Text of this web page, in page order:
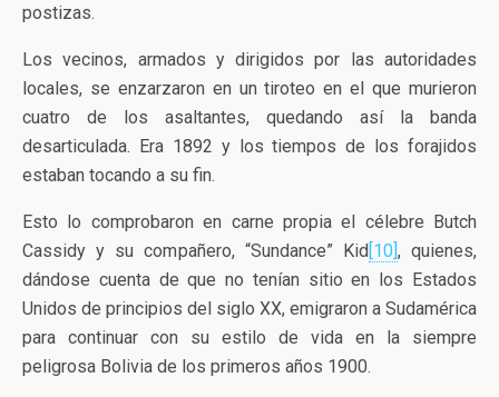
postizas.
Los vecinos, armados y dirigidos por las autoridades
locales, se enzarzaron en un tiroteo en el que murieron
cuatro de los asaltantes, quedando así la banda
desarticulada. Era 1892 y los tiempos de los forajidos
estaban tocando a su fin.
Esto lo comprobaron en carne propia el célebre Butch
Cassidy y su compañero, “Sundance” Kid[10], quienes,
dándose cuenta de que no tenían sitio en los Estados
Unidos de principios del siglo XX, emigraron a Sudamérica
para continuar con su estilo de vida en la siempre
peligrosa Bolivia de los primeros años 1900.